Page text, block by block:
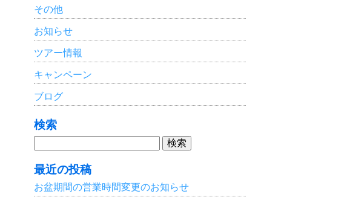
その他
お知らせ
ツアー情報
キャンペーン
ブログ
検索
検
索:
最近の投稿
お盆期間の営業時間変更のお知らせ